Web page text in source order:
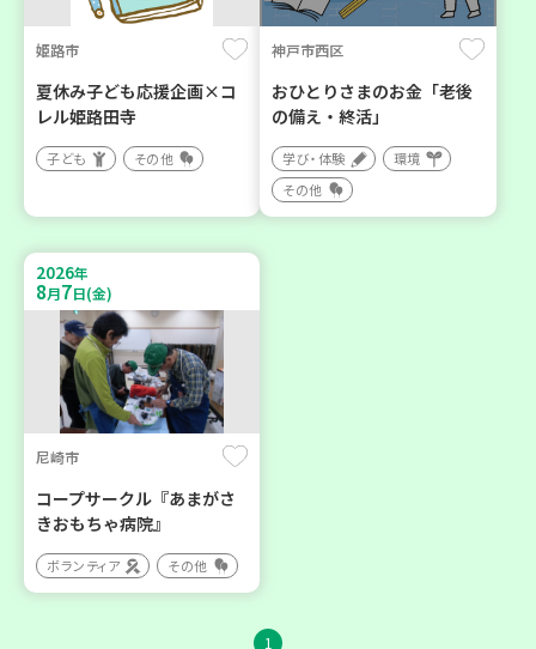
姫路市
夏休み子ども応援企画×コ
レル姫路田寺
子ども その他
神戸市西区
おひとりさまのお金「老後
の備え・終活」
学び・体験
環境
その他
2026年
8月7日(金)
尼崎市
コープサークル『あまがさ
きおもちゃ病院』
ボランティア その他
1